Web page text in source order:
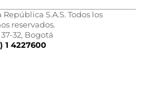
S.A.S. Todos los
reservados.
37-32, Bogotá
1 4227600